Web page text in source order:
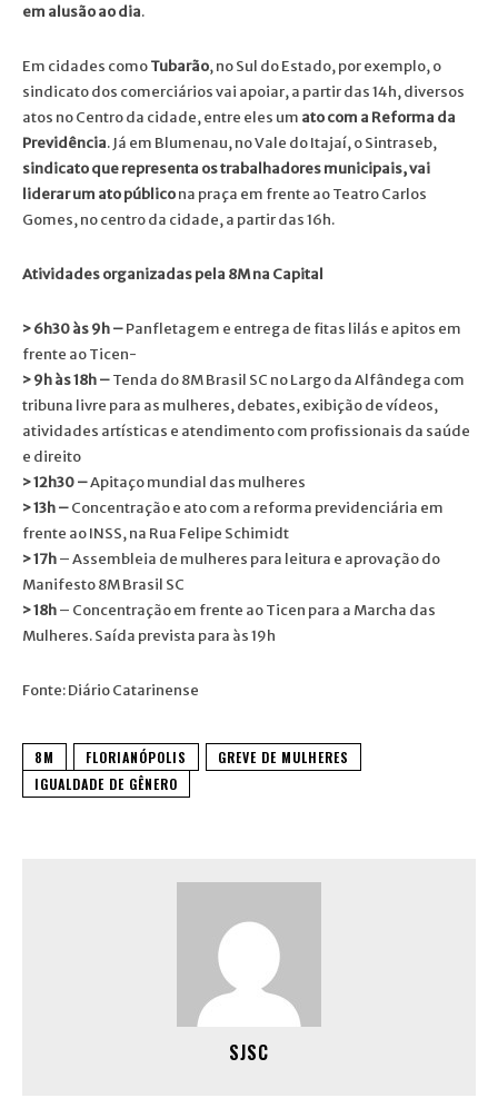
em alusão ao dia.
Em cidades comoTubarão, no Sul do Estado, por exemplo, o
sindicato dos comerciários vai apoiar, a partir das 14h, diversos
atos no Centro da cidade, entre eles um ato com a Reforma da
Previdência. Já em Blumenau, no Vale do Itajaí, o Sintraseb,
sindicato que representa os trabalhadores municipais, vai
liderar um ato públicona praça em frente ao Teatro Carlos
Gomes, no centro da cidade, a partir das 16h.
Atividades organizadas pela 8M na Capital
> 6h30 às 9h –Panfletagem e entrega de fitas lilás e apitos em
frente ao Ticen-
> 9h às 18h –Tenda do 8M Brasil SC no Largo da Alfândega com
tribuna livre para as mulheres, debates, exibição de vídeos,
atividades artísticas e atendimento com profissionais da saúde
e direito
> 12h30 –Apitaço mundial das mulheres
> 13h –Concentração e ato com a reforma previdenciária em
frente ao INSS, na Rua Felipe Schimidt
> 17h– Assembleia de mulheres para leitura e aprovação do
Manifesto 8M Brasil SC
> 18h– Concentração em frente ao Ticen para a Marcha das
Mulheres. Saída prevista para às 19h
Fonte: Diário Catarinense
8M FLORIANÓPOLIS
GREVE DE MULHERES
IGUALDADE DE GÊNERO
SJSC